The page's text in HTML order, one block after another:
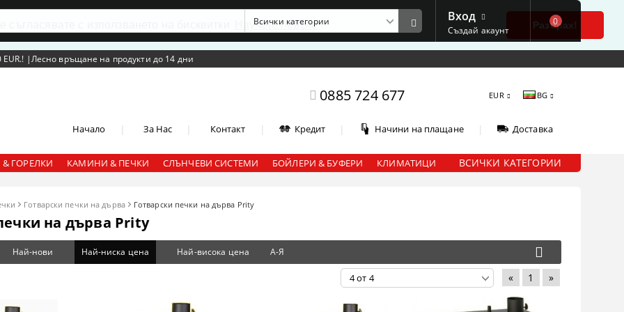
с използването на бисквитки Научете повече Разбрах!
|Лесно връщане на продукти до 14 дни
0885 724 677 EUR BG
Начало За Нас Контакт Кредит Начини на плащане Доставка
Вход
Създай акаунт
0
ГОРЕЛКИ КАМИНИ & ПЕЧКИ СЛЪНЧЕВИ СИСТЕМИ БОЙЛЕРИ & БУФЕРИ КЛИМАТИЦИ ВСИЧКИ КАТЕГОРИИ
Готварски печки на дърва Готварски печки на дърва Prity
на дърва Prity
Най-нови Най-ниска цена Най-висока цена А-Я
« 1 »